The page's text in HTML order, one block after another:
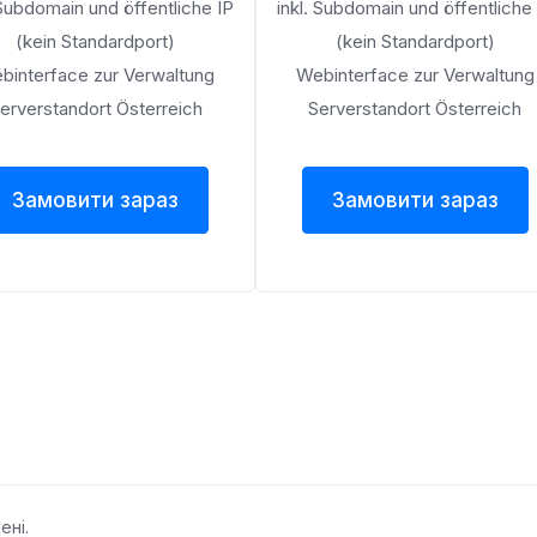
und öffentliche IP
(kein Standardport)
zur Verwaltung
Österreich
Замовити зараз
inkl. Subdomain und öffentliche
(kein Standardport)
Webinterface zur Verwaltung
Serverstandort Österreich
Замовити зараз